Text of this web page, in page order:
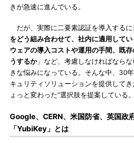
きが急速に進んでいる。
だが、実際に二要素認証を導入するに
をどう組み合わせて、社内に適用して
ウェアの導入コストや運用の手間、既
うするか」など、考慮しなければなら
きな悩みになっている。そんな中、30
キュリティソリューションを提供して
ょっと変わった”選択肢を提案している。
Google、CERN、米国防省、英国政
「YubiKey」とは